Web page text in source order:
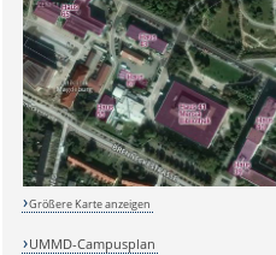
Sicherheitsabfrage:
Lösung:
Größere Karte anzeigen
UMMD-Campusplan